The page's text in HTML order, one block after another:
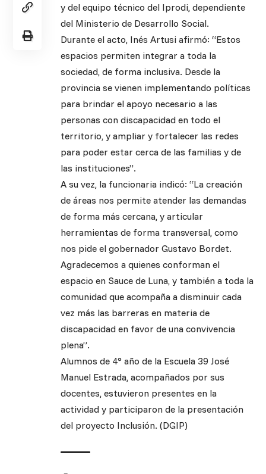
y del equipo técnico del Iprodi, dependiente
del Ministerio de Desarrollo Social.
Durante el acto, Inés Artusi afirmó: “Estos
espacios permiten integrar a toda la
sociedad, de forma inclusiva. Desde la
provincia se vienen implementando políticas
para brindar el apoyo necesario a las
personas con discapacidad en todo el
territorio, y ampliar y fortalecer las redes
para poder estar cerca de las familias y de
las instituciones”.
A su vez, la funcionaria indicó: “La creación
de áreas nos permite atender las demandas
de forma más cercana, y articular
herramientas de forma transversal, como
nos pide el gobernador Gustavo Bordet.
Agradecemos a quienes conforman el
espacio en Sauce de Luna, y también a toda la
comunidad que acompaña a disminuir cada
vez más las barreras en materia de
discapacidad en favor de una convivencia
plena”.
Alumnos de 4° año de la Escuela 39 José
Manuel Estrada, acompañados por sus
docentes, estuvieron presentes en la
actividad y participaron de la presentación
del proyecto Inclusión. (DGIP)